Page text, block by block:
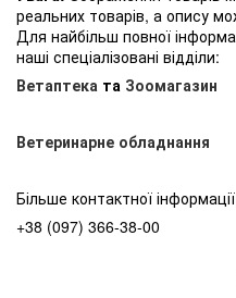
реальних товарів, а опису
Для найбільш повної
наші спеціалізовані відділи:
Ветаптека та Зоомагазин
Ветеринарне обладнання
Більше контактної інформації
+38 (097) 366-38-00